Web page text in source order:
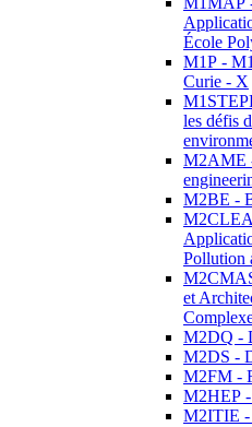
École
M1P -
Curie - X
les défis
M2AME
M2BE -
Pollution
et
M2DQ -
M2DS -
M2FM -
M2HEP
M2ITIE -